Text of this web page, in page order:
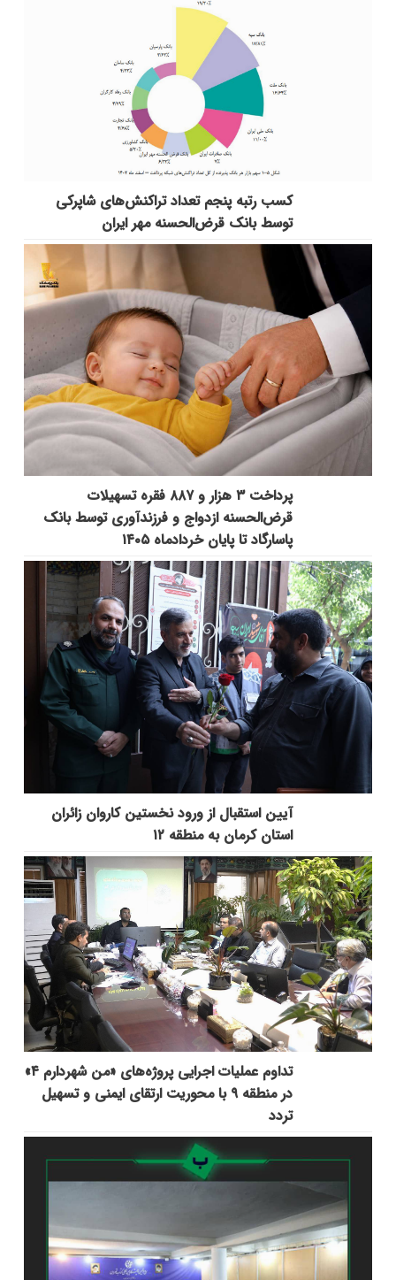
کسب رتبه پنجم تعداد تراکنش‌های شاپرکی
توسط بانک قرض‌الحسنه مهر ایران
پرداخت ۳ هزار و ۸۸۷ فقره تسهیلات
قرض‌الحسنه ازدواج و فرزندآوری توسط بانک
پاسارگاد تا پایان خردادماه ۱۴۰۵
آیین استقبال از ورود نخستین کاروان زائران
استان کرمان به منطقه ۱۲
تداوم عملیات اجرایی پروژه‌های «من شهردارم ۴»
در منطقه ۹ با محوریت ارتقای ایمنی و تسهیل
تردد